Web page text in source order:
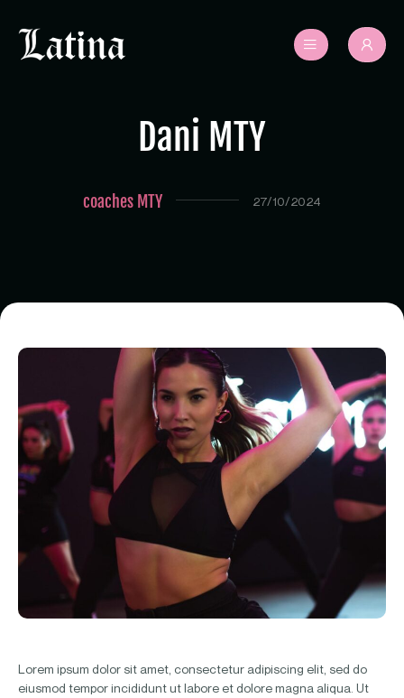
Dani MTY
coaches MTY 27/10/2024
Lorem ipsum dolor sit amet, consectetur adipiscing elit, sed do
eiusmod tempor incididunt ut labore et dolore magna aliqua. Ut